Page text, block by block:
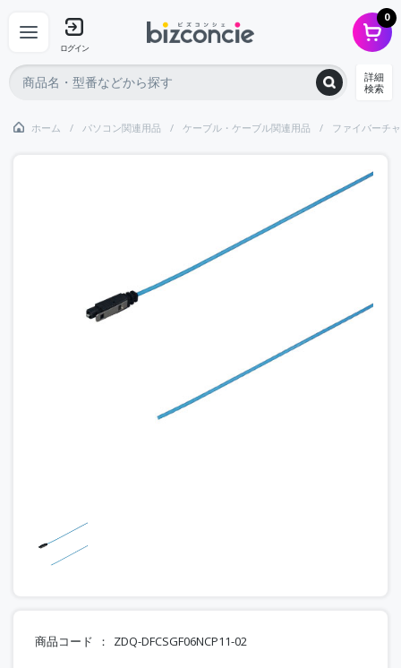
ログイン
0
詳細
検索
ホーム パソコン関連用品 ケーブル・ケーブル関連用品 ファイバーチ
商品コード ZDQ-DFCSGF06NCP11-02